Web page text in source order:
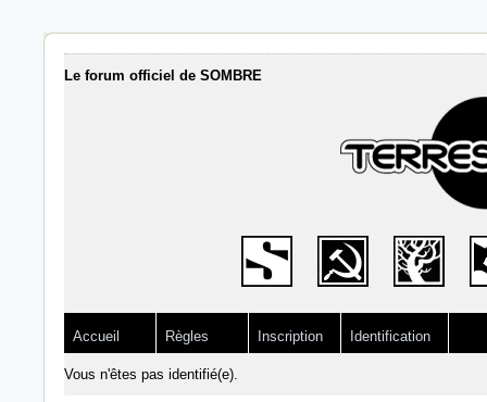
Le forum officiel de SOMBRE
Accueil Règles Inscription Identification
Vous n'êtes pas identifié(e).